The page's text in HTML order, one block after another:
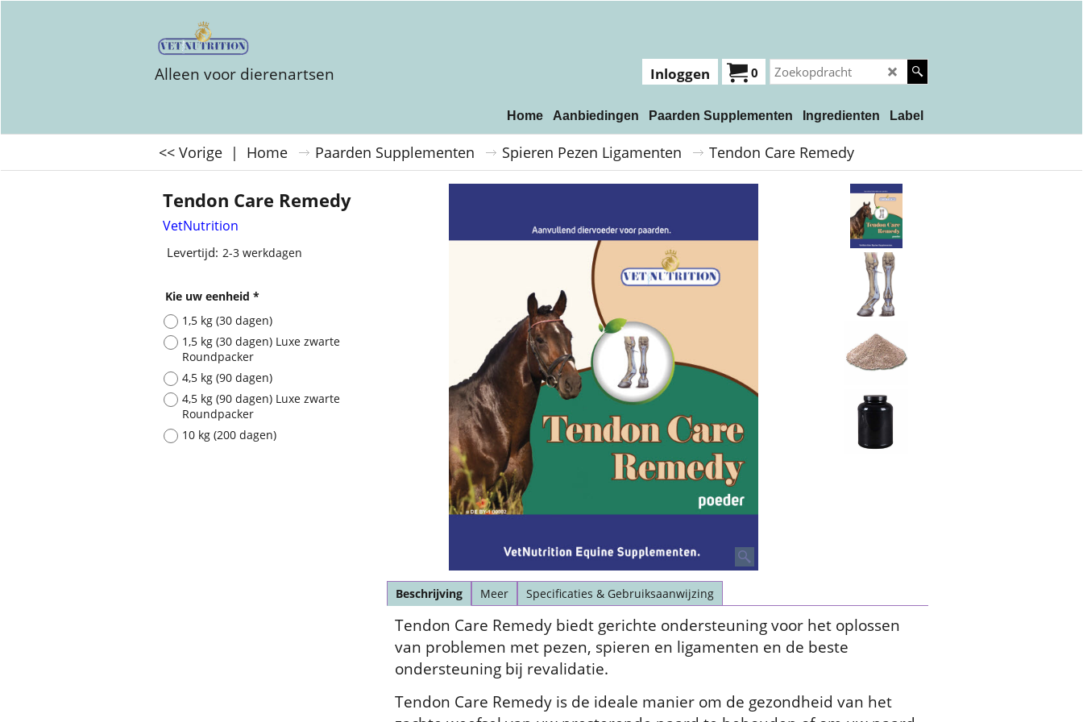
Alleen voor dierenartsen 0
Inloggen
Home Aanbiedingen Paarden Supplementen Ingredienten Label
<< Vorige | Home Paarden Supplementen Spieren Pezen Ligamenten Tendon Care Remedy
Tendon Care Remedy
VetNutrition
Levertijd: 2-3 werkdagen
Kie uw eenheid *
1,5 kg (30 dagen)
1,5 kg (30 dagen) Luxe zwarte
Roundpacker
4,5 kg (90 dagen)
4,5 kg (90 dagen) Luxe zwarte
Roundpacker
10 kg (200 dagen)
Beschrijving Meer Specificaties & Gebruiksaanwijzing
Tendon Care Remedy biedt gerichte ondersteuning voor het oplossen
van problemen met pezen, spieren en ligamenten en de beste
ondersteuning bij revalidatie.
Tendon Care Remedy is de ideale manier om de gezondheid van het